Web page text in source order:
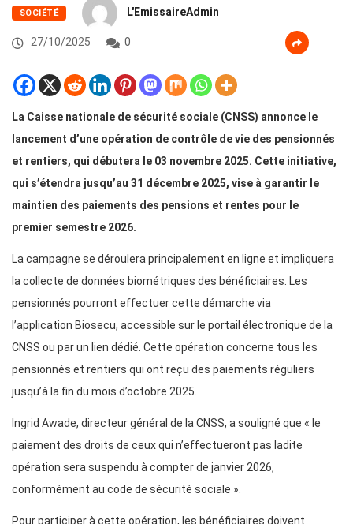
SOCIÉTÉ L'EmissaireAdmin
27/10/2025 0
La Caisse nationale de sécurité sociale (CNSS) annonce le
lancement d’une opération de contrôle de vie des pensionnés
et rentiers, qui débutera le 03 novembre 2025. Cette initiative,
qui s’étendra jusqu’au 31 décembre 2025, vise à garantir le
maintien des paiements des pensions et rentes pour le
premier semestre 2026.
La campagne se déroulera principalement en ligne et impliquera
la collecte de données biométriques des bénéficiaires. Les
pensionnés pourront effectuer cette démarche via
l’application Biosecu, accessible sur le portail électronique de la
CNSS ou par un lien dédié. Cette opération concerne tous les
pensionnés et rentiers qui ont reçu des paiements réguliers
jusqu’à la fin du mois d’octobre 2025.
Ingrid Awade, directeur général de la CNSS, a souligné que « le
paiement des droits de ceux qui n’effectueront pas ladite
opération sera suspendu à compter de janvier 2026,
conformément au code de sécurité sociale ».
Pour participer à cette opération, les bénéficiaires doivent